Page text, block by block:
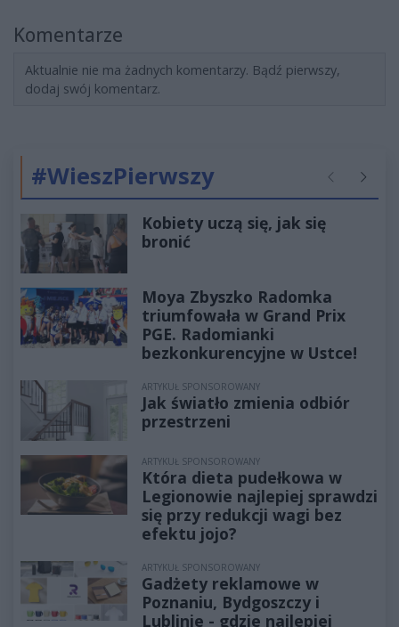
Komentarze
Aktualnie nie ma żadnych komentarzy. Bądź pierwszy,
dodaj swój komentarz.
#WieszPierwszy Poprzednie
Kobiety uczą się, jak się
bronić
Moya Zbyszko Radomka
triumfowała w Grand Prix
PGE. Radomianki
bezkonkurencyjne w Ustce!
ARTYKUŁ SPONSOROWANY
Jak światło zmienia odbiór
przestrzeni
ARTYKUŁ SPONSOROWANY
Która dieta pudełkowa w
Legionowie najlepiej sprawdzi
się przy redukcji wagi bez
efektu jojo?
ARTYKUŁ SPONSOROWANY
Gadżety reklamowe w
Poznaniu, Bydgoszczy i
Lublinie - gdzie najlepiej